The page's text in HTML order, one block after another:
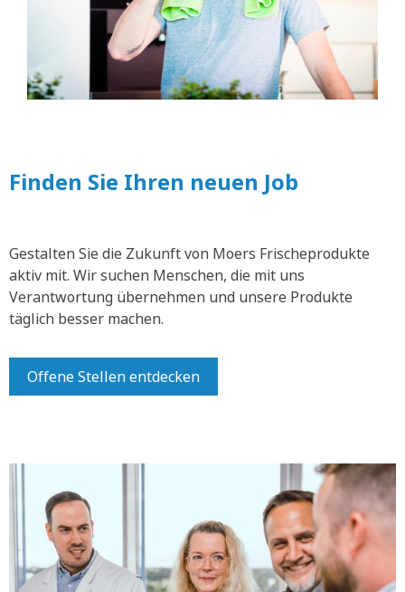
Finden Sie Ihren neuen Job
Gestalten Sie die Zukunft von Moers Frischeprodukte
aktiv mit. Wir suchen Menschen, die mit uns
Verantwortung übernehmen und unsere Produkte
täglich besser machen.
Offene Stellen entdecken